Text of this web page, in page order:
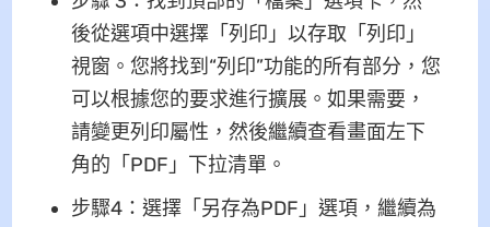
後從選項中選擇「列印」以存取「列印」
視窗。您將找到“列印”功能的所有部分，您
可以根據您的要求進行擴展。如果需要，
請變更列印屬性，然後繼續查看畫面左下
角的「PDF」下拉清單。
步驟4：選擇「另存為PDF」選項，繼續為